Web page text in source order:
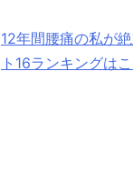
12年間腰痛の私が
ト16ランキングは